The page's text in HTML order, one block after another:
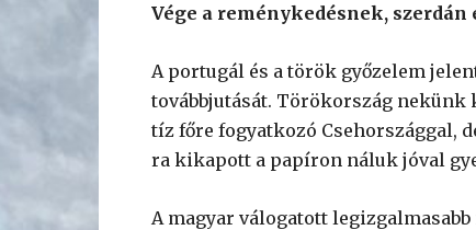
Vége a reménykedésnek,
A portugál és a török ​​győzelem
továbbjutását. Törökország nekünk
tíz főre fogyatkozó Csehországgal,
ra kikapott a papíron náluk jóval
A magyar válogatott